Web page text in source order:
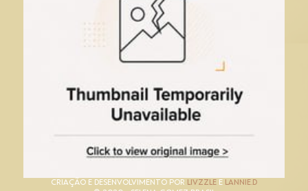
CRIAÇÃO E DESENVOLVIMENTO POR LIVZZLE E LANNIE.D